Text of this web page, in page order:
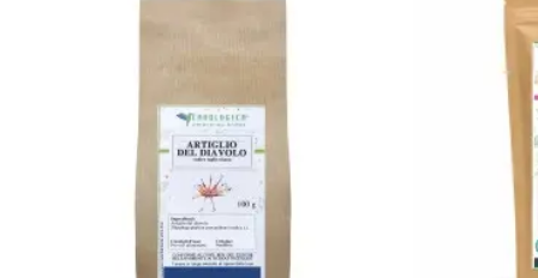
Che tipo di prodotto è?
È un gel cosmetico per uso esterno a base di estratti vegetali.
Come si utilizza?
Si applica sulla pelle con un leggero massaggio, secondo le
indicazioni riportate in etichetta.
È un prodotto naturale?
È formulato con ingredienti di origine vegetale selezionati per